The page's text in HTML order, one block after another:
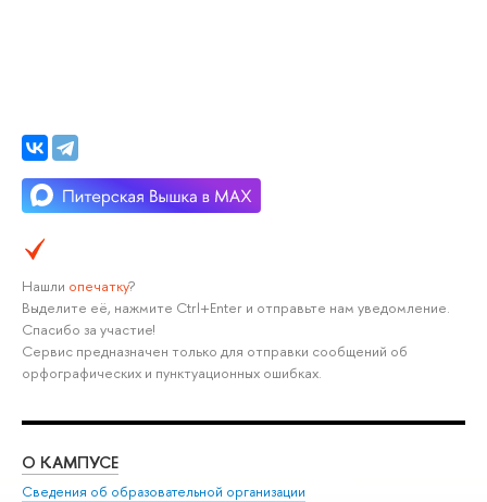
Нашли опечатку?
Выделите её, нажмите Ctrl+Enter и отправьте нам уведомление.
Спасибо за участие!
Сервис предназначен только для отправки сообщений об
орфографических и пунктуационных ошибках.
О КАМПУСЕ
Сведения об образовательной организации